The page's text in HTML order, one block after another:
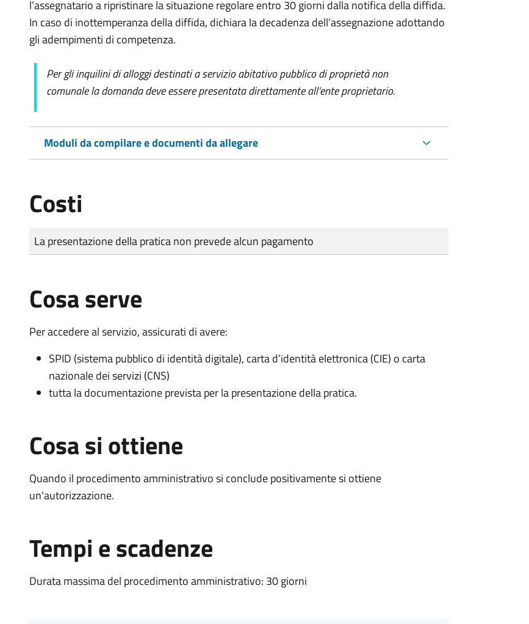
l’assegnatario a ripristinare la situazione regolare entro 30 giorni dalla notifica della diffida.
In caso di inottemperanza della diffida, dichiara la decadenza dell’assegnazione adottando
gli adempimenti di competenza.
Per gli inquilini di alloggi destinati a servizio abitativo pubblico di proprietà non
comunale la domanda deve essere presentata direttamente all’ente proprietario.
Moduli da compilare e documenti da allegare
Costi
Tipo di pagamento
Importo
La presentazione della pratica non prevede alcun pagamento
Cosa serve
Per accedere al servizio, assicurati di avere:
SPID (sistema pubblico di identità digitale), carta d’identità elettronica (CIE) o carta
nazionale dei servizi (CNS)
tutta la documentazione prevista per la presentazione della pratica.
Cosa si ottiene
Quando il procedimento amministrativo si conclude positivamente si ottiene
un'autorizzazione.
Tempi e scadenze
Durata massima del procedimento amministrativo: 30 giorni